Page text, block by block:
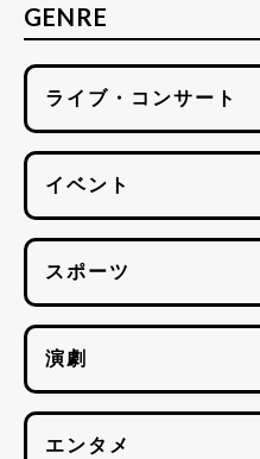
GENRE
ライブ・コンサート
イベント
スポーツ
演劇
エンタメ